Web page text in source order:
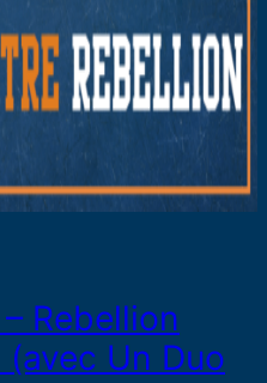
Rebellion
Un Duo